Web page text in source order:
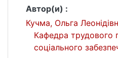
Автор(и) :
Кучма, Ольга
Кафедра трудового
соціального